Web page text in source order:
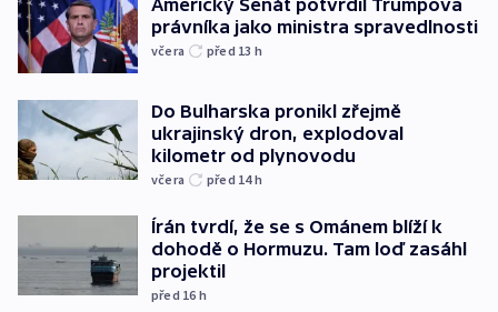
Americký Senát potvrdil Trumpova
právníka jako ministra spravedlnosti
včera před 13 h
Do Bulharska pronikl zřejmě
ukrajinský dron, explodoval
kilometr od plynovodu
včera před 14h
Írán tvrdí, že se s Ománem blíží k
dohodě o Hormuzu. Tam loď zasáhl
projektil
před 16 h